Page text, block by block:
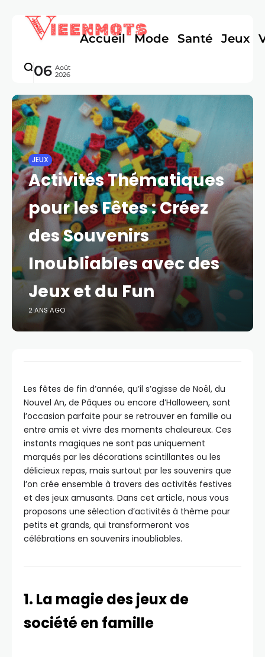
Accueil Mode Santé Jeux
06 Août
2026
JEUX
Activités Thématiques
pour les Fêtes : Créez
des Souvenirs
Inoubliables avec des
Jeux et du Fun
2 ANS AGO
Les fêtes de fin d’année, qu’il s’agisse de Noël, du
Nouvel An, de Pâques ou encore d’Halloween, sont
l’occasion parfaite pour se retrouver en famille ou
entre amis et vivre des moments chaleureux. Ces
instants magiques ne sont pas uniquement
marqués par les décorations scintillantes ou les
délicieux repas, mais surtout par les souvenirs que
l’on crée ensemble à travers des activités festives
et des jeux amusants. Dans cet article, nous vous
proposons une sélection d’activités à thème pour
petits et grands, qui transformeront vos
célébrations en souvenirs inoubliables.
1. La magie des jeux de
société en famille